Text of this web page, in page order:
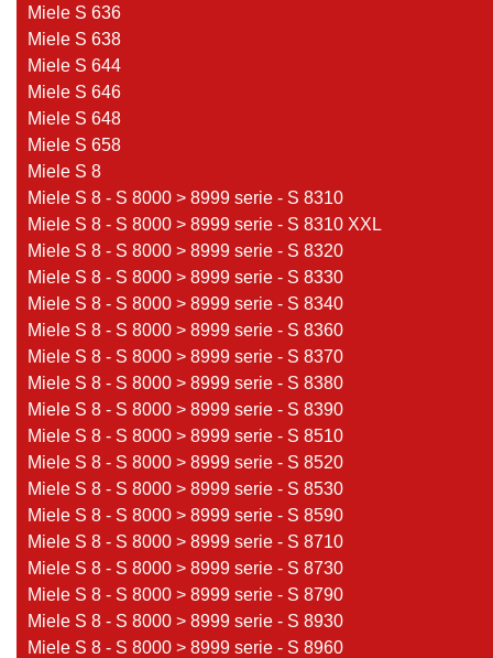
Miele S 636
Miele S 638
Miele S 644
Miele S 646
Miele S 648
Miele S 658
Miele S 8
Miele S 8 - S 8000 > 8999 serie - S 8310
Miele S 8 - S 8000 > 8999 serie - S 8310 XXL
Miele S 8 - S 8000 > 8999 serie - S 8320
Miele S 8 - S 8000 > 8999 serie - S 8330
Miele S 8 - S 8000 > 8999 serie - S 8340
Miele S 8 - S 8000 > 8999 serie - S 8360
Miele S 8 - S 8000 > 8999 serie - S 8370
Miele S 8 - S 8000 > 8999 serie - S 8380
Miele S 8 - S 8000 > 8999 serie - S 8390
Miele S 8 - S 8000 > 8999 serie - S 8510
Miele S 8 - S 8000 > 8999 serie - S 8520
Miele S 8 - S 8000 > 8999 serie - S 8530
Miele S 8 - S 8000 > 8999 serie - S 8590
Miele S 8 - S 8000 > 8999 serie - S 8710
Miele S 8 - S 8000 > 8999 serie - S 8730
Miele S 8 - S 8000 > 8999 serie - S 8790
Miele S 8 - S 8000 > 8999 serie - S 8930
Miele S 8 - S 8000 > 8999 serie - S 8960